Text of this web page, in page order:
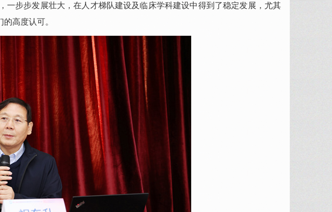
一步步发展壮大，在人才梯队建设及临床学科建设中得到了稳定发展，尤其
高度认可。